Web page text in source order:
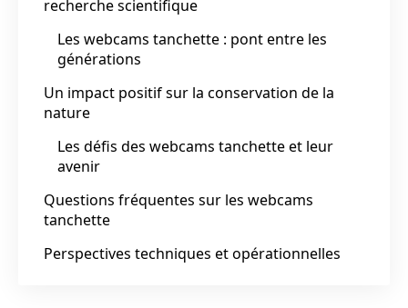
recherche scientifique
Les webcams tanchette : pont entre les
générations
Un impact positif sur la conservation de la
nature
Les défis des webcams tanchette et leur
avenir
Questions fréquentes sur les webcams
tanchette
Perspectives techniques et opérationnelles